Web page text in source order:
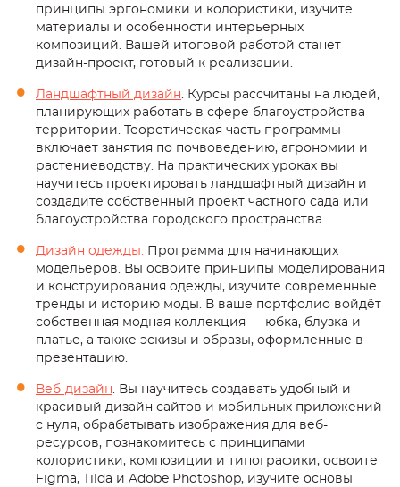
принципы эргономики и колористики, изучите
материалы и особенности интерьерных
композиций. Вашей итоговой работой станет
дизайн-проект, готовый к реализации.
Ландшафтный дизайн. Курсы рассчитаны на людей,
планирующих работать в сфере благоустройства
территории. Теоретическая часть программы
включает занятия по почвоведению, агрономии и
растениеводству. На практических уроках вы
научитесь проектировать ландшафтный дизайн и
создадите собственный проект частного сада или
благоустройства городского пространства.
Дизайн одежды. Программа для начинающих
модельеров. Вы освоите принципы моделирования
и конструирования одежды, изучите современные
тренды и историю моды. В ваше портфолио войдёт
собственная модная коллекция — юбка, блузка и
платье, а также эскизы и образы, оформленные в
презентацию.
Веб-дизайн. Вы научитесь создавать удобный и
красивый дизайн сайтов и мобильных приложений
с нуля, обрабатывать изображения для веб-
ресурсов, познакомитесь с принципами
колористики, композиции и типографики, освоите
Figma, Tilda и Adobe Photoshop, изучите основы